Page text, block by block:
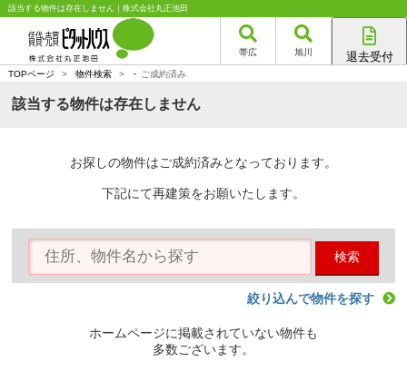
該当する物件は存在しません｜株式会社丸正池田
帯広 旭川 退去受付
TOPページ > 物件検索 > - ご成約済み
該当する物件は存在しません
お探しの物件はご成約済みとなっております。
下記にて再建策をお願いたします。
検索
絞り込んで物件を探す
ホームページに掲載されていない物件も
多数ございます。